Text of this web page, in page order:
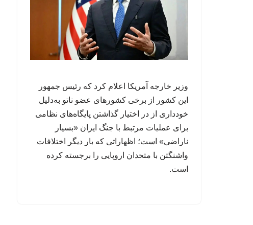
وزیر خارجه آمریکا اعلام کرد که رئیس جمهور
این کشور از برخی کشورهای عضو ناتو به‌دلیل
خودداری از در اختیار گذاشتن پایگاه‌های نظامی
برای عملیات مرتبط با جنگ ایران «بسیار
ناراضی» است؛ اظهاراتی که بار دیگر اختلافات
واشنگتن با متحدان اروپایی را برجسته کرده
است.